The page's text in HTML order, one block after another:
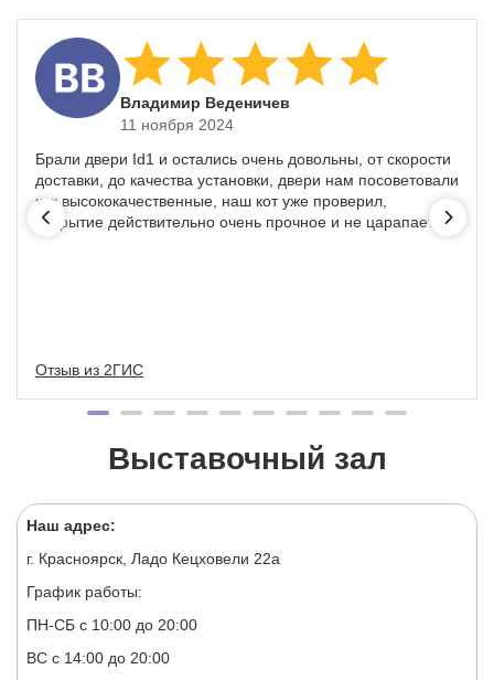
​Владимир Веденичев
11 ноября 2024
Брали двери Id1 и остались очень довольны, от скорости
доставки, до качества установки, двери нам посоветовали
как высококачественные, наш кот уже проверил,
покрытие действительно очень прочное и не царапается
Отзыв из 2ГИС
Выставочный зал
Наш адрес:
г. Красноярск, Ладо Кецховели 22а
График работы:
ПН-СБ с 10:00 до 20:00
ВС с 14:00 до 20:00